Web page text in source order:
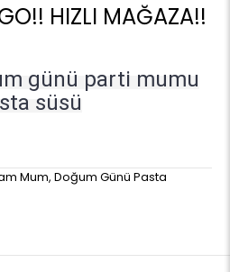
HIZLI MAĞAZA!!
günü parti mumu
süsü
Mum, Doğum Günü Pasta